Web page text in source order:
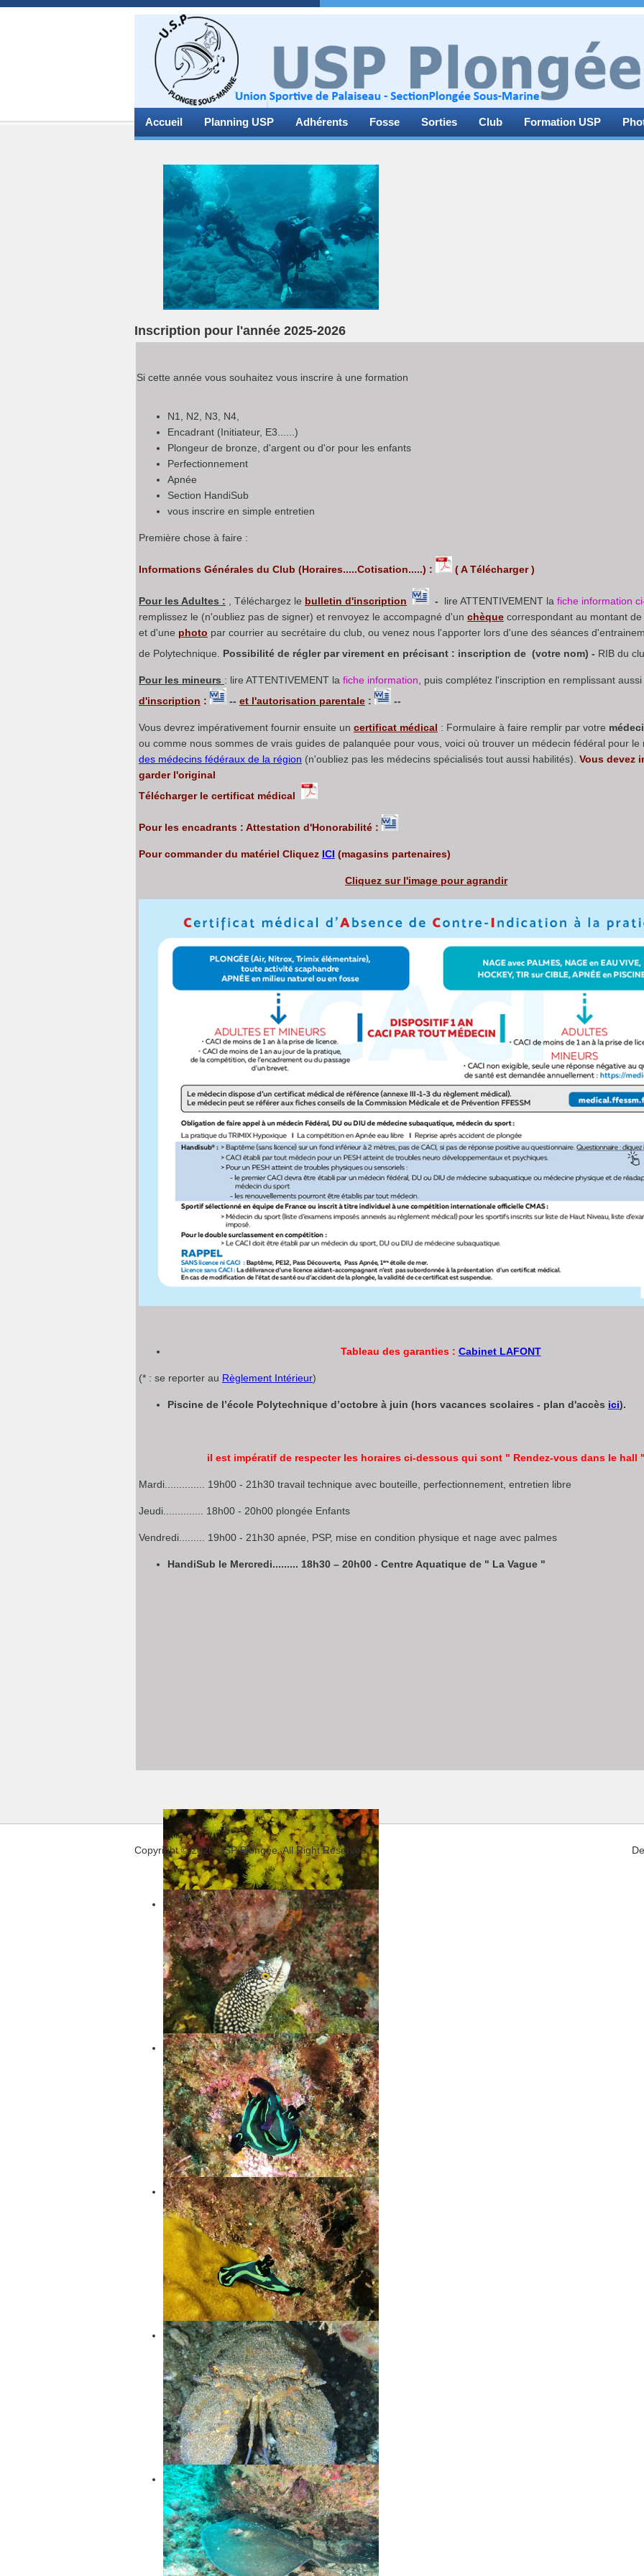
Accueil Planning USP Adhérents Fosse Sorties Club Formation USP
Inscription pour l'année 2025-2026
Si cette année vous souhaitez vous inscrire à une formation
N1, N2, N3, N4,
Encadrant (Initiateur, E3......)
Plongeur de bronze, d'argent ou d'or pour les enfants
Perfectionnement
Apnée
Section HandiSub
vous inscrire en simple entretien
Première chose à faire :
Informations Générales du Club (Horaires.....Cotisation.....) : ( A Télécharger )
Pour les Adultes : , Téléchargez le bulletin d'inscription - lire ATTENTIVEMENT la fiche information
remplissez le (n'oubliez pas de signer) et renvoyez le accompagné d'un chèque correspondant au montant
et d'une photo par courrier au secrétaire du club, ou venez nous l'apporter lors d'une des séances
de Polytechnique.
Possibilité de régler par virement en précisant : inscription de (votre nom) - RIB du
Pour les mineurs : lire ATTENTIVEMENT la fiche information , puis complétez l'inscription en remplissant
d'inscription : -- et l'autorisation parentale : --
Vous devrez impérativement fournir ensuite un certificat médical : Formulaire à faire remplir par votre
ou comme nous sommes de vrais guides de palanquée pour vous, voici où trouver un médecin fédéral pour
des médecins fédéraux de la région (n'oubliez pas les médecins spécialisés tout aussi habilités). Vous devez
garder l'original
Télécharger le certificat médical
Pour les encadrants : Attestation d'Honorabilité :
Pour commander du matériel Cliquez ICI (magasins partenaires)
Cliquez sur l'image pour agrandir
Tableau des garanties : Cabinet LAFONT
(* : se reporter au Règlement Intérieur)
Piscine de l’école Polytechnique d’octobre à juin (hors vacances scolaires - plan d'accès ici).
il est impératif de respecter les horaires ci-dessous qui sont " Rendez-vous dans le hall
Mardi.............. 19h00 - 21h30 travail technique avec bouteille, perfectionnement, entretien libre
Jeudi.............. 18h00 - 20h00 plongée Enfants
Vendredi......... 19h00 - 21h30 apnée, PSP, mise en condition physique et nage avec palmes
HandiSub le Mercredi......... 18h30 – 20h00 - Centre Aquatique de " La Vague "
Copyright © 2026 USP Plongée. All Right Reserved.